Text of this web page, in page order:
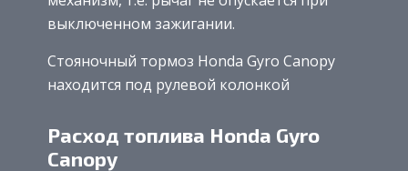
выключенном зажигании.
Стояночный тормоз Honda Gyro Canopy
находится под рулевой колонкой
Расход топлива Honda Gyro
Canopy